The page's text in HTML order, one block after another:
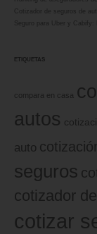
Cotizador de seguros de
Seguro para Uber y Cabify:
ETIQUETAS
compara en casa
autos
auto
seguros
cotizador
cotizar